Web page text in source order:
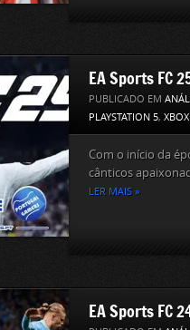
EA Sports FC
PUBLICADO EM
PLAYSTATION 5,
Com o início da
cânticos
LER MAIS »
EA Sports FC